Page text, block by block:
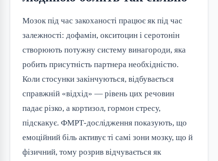
Мозок під час закоханості працює як під час
залежності: дофамін, окситоцин і серотонін
створюють потужну систему винагороди, яка
робить присутність партнера необхідністю.
Коли стосунки закінчуються, відбувається
справжній «відхід» — рівень цих речовин
падає різко, а кортизол, гормон стресу,
підскакує. ФМРТ-дослідження показують, що
емоційний біль активує ті самі зони мозку, що й
фізичний, тому розрив відчувається як